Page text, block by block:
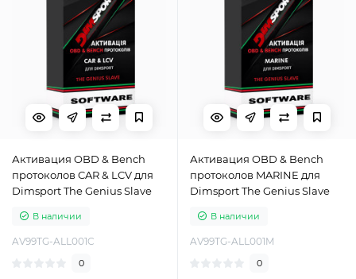
Активация OBD & Bench
протоколов CAR & LCV для
Dimsport The Genius Slave
В наличии
AV99TG-ALL001C
0
Активация OBD & Bench
протоколов MARINE для
Dimsport The Genius Slave
В наличии
AV99TG-ALL001M
0